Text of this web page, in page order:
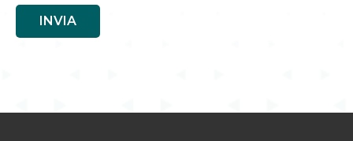
INVIA